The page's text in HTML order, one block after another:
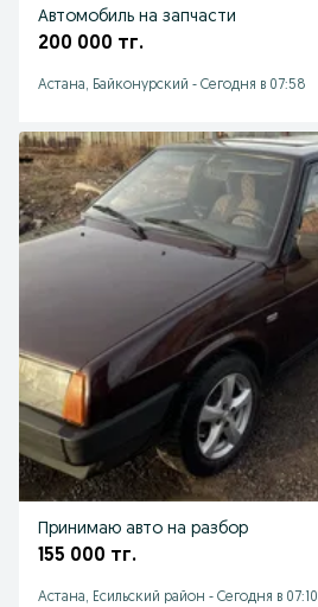
Автомобиль на запчасти
200 000 тг.
Астана, Байконурский - Сегодня в 07:58
Принимаю авто на разбор
155 000 тг.
Астана, Есильский район - Сегодня в 07:10